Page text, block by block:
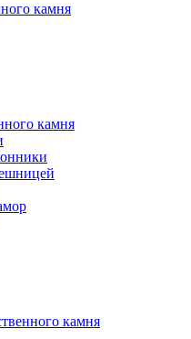
камня
камня
камня